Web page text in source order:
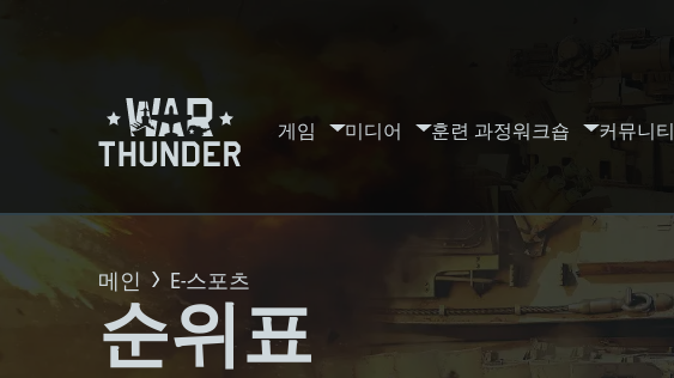
게임 미디어 훈련 과정워크숍 커뮤니티
메인 E-스포츠
순위표